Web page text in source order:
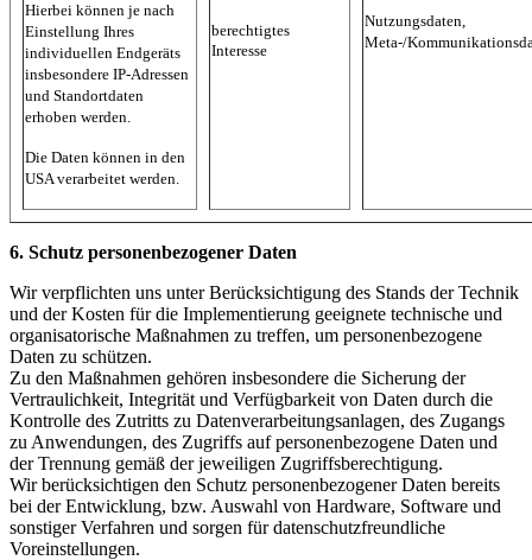
Hierbei können je nach
Einstellung Ihres
individuellen Endgeräts
insbesondere IP-Adressen
und Standortdaten
erhoben werden.
Die Daten können in den
USA verarbeitet werden.
berechtigtes
Interesse
Nutzungsdaten,
Meta-/
6. Schutz personenbezogener Daten
Wir verpflichten uns unter Berücksichtigung des Stands der Technik
und der Kosten für die Implementierung geeignete technische und
organisatorische Maßnahmen zu treffen, um personenbezogene
Daten zu schützen.
Zu den Maßnahmen gehören insbesondere die Sicherung der
Vertraulichkeit, Integrität und Verfügbarkeit von Daten durch die
Kontrolle des Zutritts zu Datenverarbeitungsanlagen, des Zugangs
zu Anwendungen, des Zugriffs auf personenbezogene Daten und
der Trennung gemäß der jeweiligen Zugriffsberechtigung.
Wir berücksichtigen den Schutz personenbezogener Daten bereits
bei der Entwicklung, bzw. Auswahl von Hardware, Software und
sonstiger Verfahren und sorgen für datenschutzfreundliche
Voreinstellungen.